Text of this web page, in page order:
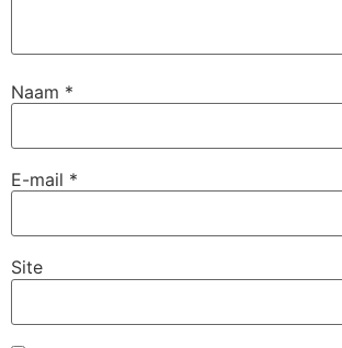
Naam *
E-mail *
Site